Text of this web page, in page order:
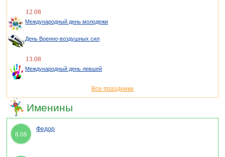
12.08
Международный день молодежи
День Военно-воздушных сил
13.08
Международный день левшей
Все праздники
Именины
8.08
Федор